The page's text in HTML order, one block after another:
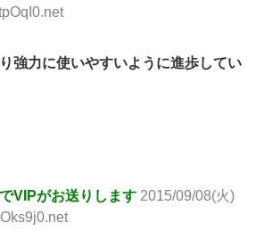
強力に使いやすいように進歩してい
VIPがお送りします 2015/09/08(火)